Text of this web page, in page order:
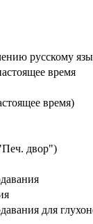
русскому
время
время)
двор")
для